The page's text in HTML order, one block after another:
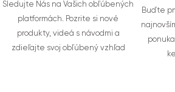
Sledujte Nás na Vašich obľúbených
platformách. Pozrite si nové
produkty, videá s návodmi a
zdieľajte svoj obľúbený vzhľad
Buďte